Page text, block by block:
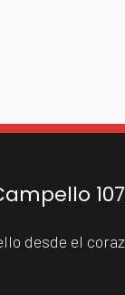
desde el